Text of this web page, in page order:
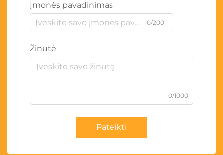
Įmonės pavadinimas
0/200
Žinutė
0/1000
Pateikti